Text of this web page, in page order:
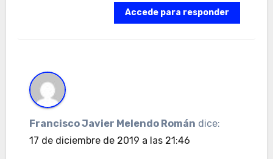
Accede para responder
Francisco Javier Melendo Román dice:
17 de diciembre de 2019 a las 21:46